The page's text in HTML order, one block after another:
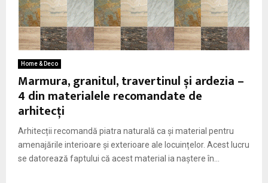
Home & Deco
Marmura, granitul, travertinul și ardezia –
4 din materialele recomandate de
arhitecți
Arhitecții recomandă piatra naturală ca și material pentru
amenajările interioare și exterioare ale locuințelor. Acest lucru
se datorează faptului că acest material ia naștere în...